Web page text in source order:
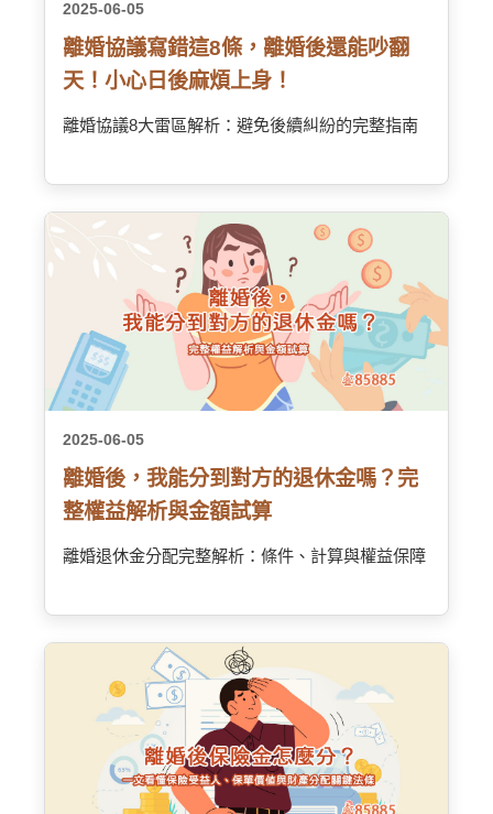
2025-06-05
離婚協議寫錯這8條，離婚後還能吵翻
天！小心日後麻煩上身！
離婚協議8大雷區解析：避免後續糾紛的完整指南
2025-06-05
離婚後，我能分到對方的退休金嗎？完
整權益解析與金額試算
離婚退休金分配完整解析：條件、計算與權益保障